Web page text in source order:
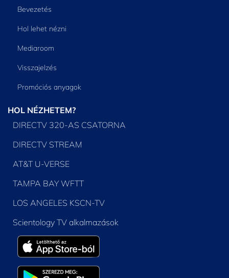
Bevezetés
Hol lehet nézni
Mediaroom
Visszajelzés
Promóciós anyagok
HOL NÉZHETEM?
DIRECTV 320-AS CSATORNA
DIRECTV STREAM
AT&T U-VERSE
TAMPA BAY WFTT
LOS ANGELES KSCN-TV
Scientology TV alkalmazások